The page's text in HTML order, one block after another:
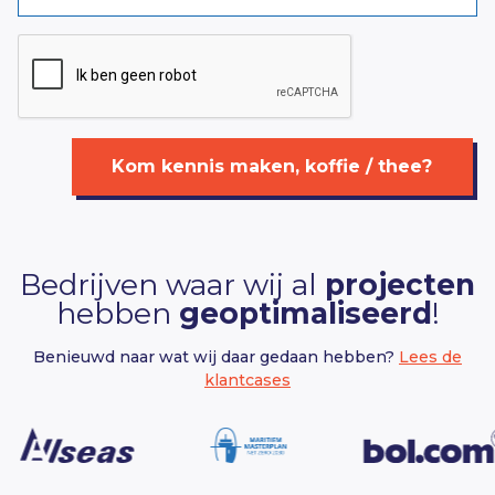
Kom kennis maken, koffie / thee?
Bedrijven waar wij al projecten
hebben geoptimaliseerd!
Benieuwd naar wat wij daar gedaan hebben? Lees de
klantcases